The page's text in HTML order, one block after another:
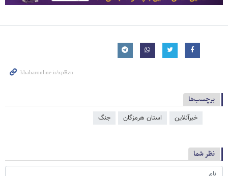
برچسب‌ها
خبرآنلاین استان هرمزگان جنگ
نظر شما